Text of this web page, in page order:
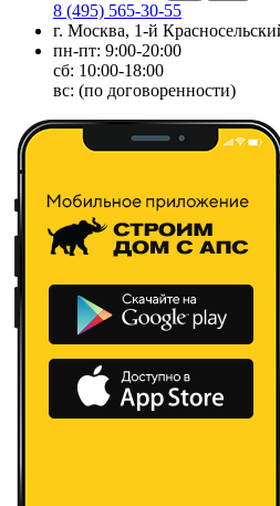
8 (495) 565-30-55
г. Москва, 1-й
пн-пт: 9:00-20:00
сб: 10:00-18:00
вс: (по договоренности)